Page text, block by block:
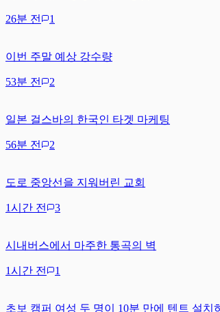
26분 전 1
이번 주말 예상 강수량
53분 전 2
일본 걸스바의 한국인 타겟 마케팅
56분 전 2
도로 중앙선을 지워버린 교회
1시간 전 3
시내버스에서 마주한 통곡의 벽
1시간 전 1
초보 캠퍼 여성 두 명이 10분 만에 텐트 설치